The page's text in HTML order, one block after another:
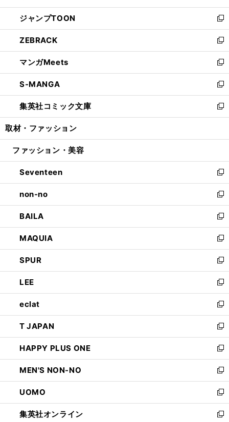
開
く
ウ
で
開
く
ン
ド
ウ
で
開
く
ウ
ィ
ン
ド
ウ
で
開
く
し
い
ウ
ィ
ン
ド
ウ
で
開
く
ジャンプTOON
新
し
い
ウ
ィ
ン
ド
ウ
で
開
ZEBRACK
新
し
い
ウ
ィ
ン
ド
ウ
開
マンガMeets
新
し
い
ウ
ィ
ン
ウ
開
く
S-MANGA
新
し
い
ウ
ン
ウ
で
開
く
集英社コミック文庫
新
し
ウ
ン
ド
ウ
で
開
く
取材・ファッション
ファッション・美容
Seventeen
新
し
い
ウ
ィ
ン
ド
ウ
で
開
く
non-no
新
し
い
ウ
ィ
ン
ド
ウ
で
開
く
BAILA
新
し
い
ウ
ィ
ン
ド
ウ
で
開
く
MAQUIA
新
し
い
ウ
ィ
ン
ド
ウ
で
開
く
SPUR
新
し
い
ウ
ィ
ン
ド
ウ
で
開
く
LEE
新
し
い
ウ
ィ
ン
ド
ウ
で
開
く
eclat
新
し
い
ウ
ィ
ン
ド
ウ
で
開
く
T JAPAN
新
し
い
ウ
ィ
ン
ド
ウ
で
HAPPY PLUS ONE
新
し
い
ウ
ィ
ン
ド
MEN'S NON-NO
新
し
い
ウ
ィ
UOMO
新
し
い
集英社オンライン
新